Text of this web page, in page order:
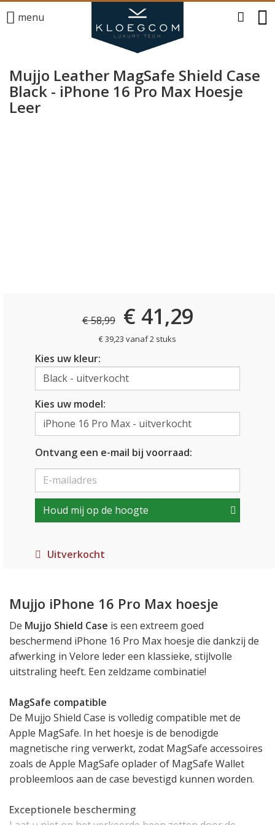
menu
Mujjo Leather MagSafe Shield Case
Black - iPhone 16 Pro Max Hoesje
Leer
€ 58,99 € 41,29
€ 39,23 vanaf 2 stuks
Kies uw kleur:
Kies uw model:
Ontvang een e-mail bij voorraad:
Houd mij op de hoogte
Uitverkocht
Mujjo iPhone 16 Pro Max hoesje
De Mujjo Shield Case is een extreem goed
beschermend iPhone 16 Pro Max hoesje die dankzij de
afwerking in Velore leder een klassieke, stijlvolle
uitstraling heeft. Een zeldzame combinatie!
MagSafe compatible
De Mujjo Shield Case is volledig compatible met de
Apple MagSafe. In het hoesje is de benodigde
magnetische ring verwerkt, zodat MagSafe accessoires
zoals de Apple MagSafe oplader of MagSafe Wallet
probleemloos aan de case bevestigd kunnen worden.
Exceptionele bescherming